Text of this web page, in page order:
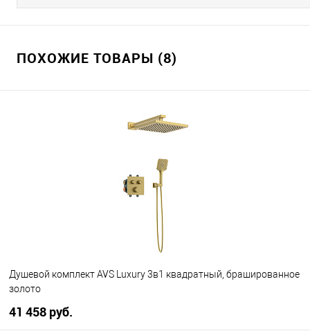
ПОХОЖИЕ ТОВАРЫ (8)
Душевой комплект AVS Luxury 3в1 квадратный, брашированное
золото
41 458 руб.